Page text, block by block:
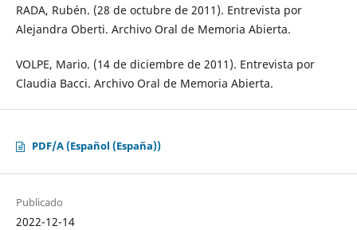
RADA, Rubén. (28 de octubre de 2011). Entrevista por
Alejandra Oberti. Archivo Oral de Memoria Abierta.
VOLPE, Mario. (14 de diciembre de 2011). Entrevista por
Claudia Bacci. Archivo Oral de Memoria Abierta.
PDF/A (Español (España))
Publicado
2022-12-14